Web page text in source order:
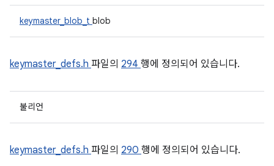
keymaster_blob_t blob
keymaster_defs.h 파일의 294 행에 정의되어 있습니다.
불리언
keymaster_defs.h 파일의 290 행에 정의되어 있습니다.